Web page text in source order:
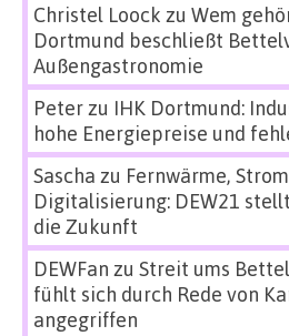
Christel Loock zu Wem
Dortmund beschließt
Außengastronomie
Peterzu IHK Dortmund:
hohe Energiepreise und
Sascha zu Fernwärme,
Digitalisierung: DEW21
die Zukunft
DEWFan zu Streit ums
fühlt sich durch Rede von
angegriffen